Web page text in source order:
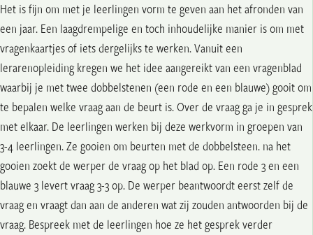
Het is fijn om met je leerlingen vorm te geven aan het afronden van
een jaar. Een laagdrempelige en toch inhoudelijke manier is om met
vragenkaartjes of iets dergelijks te werken. Vanuit een
lerarenopleiding kregen we het idee aangereikt van een vragenblad
waarbij je met twee dobbelstenen (een rode en een blauwe) gooit om
te bepalen welke vraag aan de beurt is. Over de vraag ga je in gesprek
met elkaar. De leerlingen werken bij deze werkvorm in groepen van
3-4 leerlingen. Ze gooien om beurten met de dobbelsteen. na het
gooien zoekt de werper de vraag op het blad op. Een rode 3 en een
blauwe 3 levert vraag 3-3 op. De werper beantwoordt eerst zelf de
vraag en vraagt dan aan de anderen wat zij zouden antwoorden bij de
vraag. Bespreek met de leerlingen hoe ze het gesprek verder